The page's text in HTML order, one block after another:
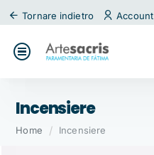
Tornare indietro Account
Incensiere
HomehomeIncensiere